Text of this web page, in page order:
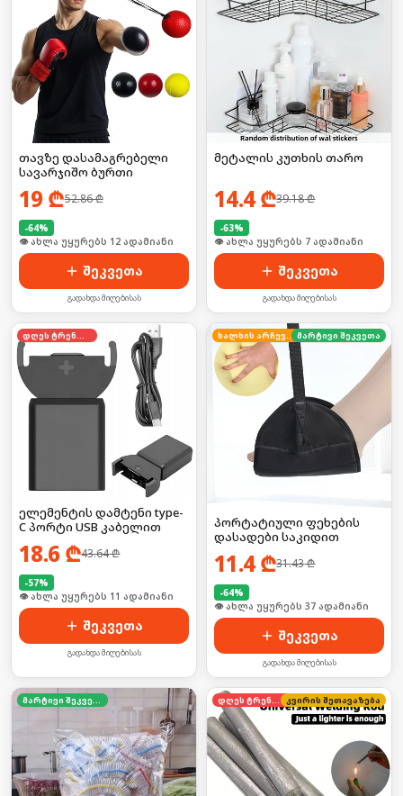
თავზე დასამაგრებელი
სავარჯიშო ბურთი
19 ₾52.86₾
-64%
🛒 ბოლო 24სთ-ში იყიდა 19-მა
შეკვეთა
გადახდა მიღებისას
მეტალის კუთხის თარო
14.4₾39.18₾
-63%
🛒 ბოლო 24სთ-ში იყიდა 13-მა
შეკვეთა
გადახდა მიღებისას
დღეს ტრენდში
ელემენტის დამტენი type-
C პორტი USB კაბელით
18.6 ₾43.64₾
-57%
🛒 ბოლო 24სთ-ში იყიდა 17-მა
შეკვეთა
გადახდა მიღებისას
ხალხის არჩევანი მარტივი შეკვეთა
პორტატიული ფეხების
დასადები საკიდით
11.4₾31.43₾
-64%
🛒 ბოლო 24სთ-ში იყიდა 8-მა
შეკვეთა
გადახდა მიღებისას
მარტივი შეკვეთა დღეს ტრენდში კვირის შეთავაზება